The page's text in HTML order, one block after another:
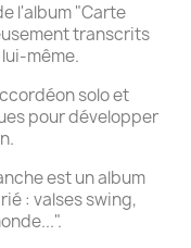
l'album "Carte
transcrits
même.
solo et
pour développer
est un album
: valses swing,
.